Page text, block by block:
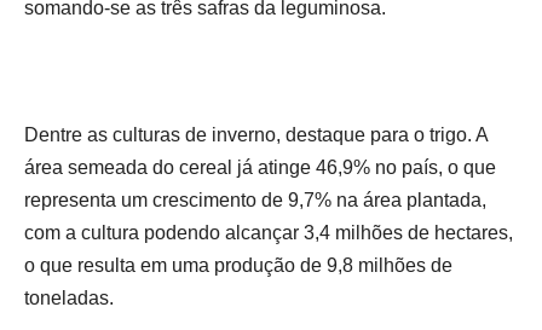
somando-se as três safras da leguminosa.
Dentre as culturas de inverno, destaque para o trigo. A
área semeada do cereal já atinge 46,9% no país, o que
representa um crescimento de 9,7% na área plantada,
com a cultura podendo alcançar 3,4 milhões de hectares,
o que resulta em uma produção de 9,8 milhões de
toneladas.